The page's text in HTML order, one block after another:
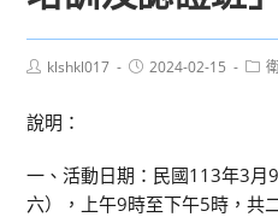
Postklshkl017
Post2024-02-15
Post
說明：
一、活動日期：民國113年3月
六），上午9時至下午5時，共